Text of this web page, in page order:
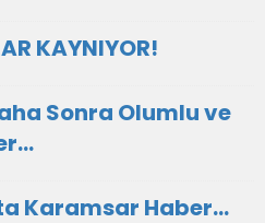
KAYNIYOR!
Sonra Olumlu ve
Karamsar Haber…